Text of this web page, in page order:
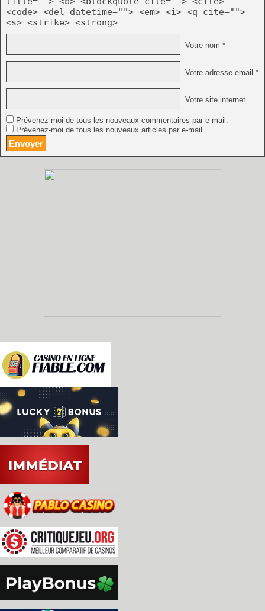
<code> <del datetime=""> <em> <i> <q cite="">
<s> <strike> <strong>
Votre nom *
Votre adresse email *
Votre site internet
Prévenez-moi de tous les nouveaux commentaires par e-mail.
Prévenez-moi de tous les nouveaux articles par e-mail.